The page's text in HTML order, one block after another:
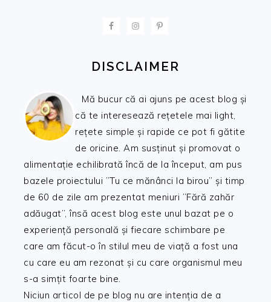
DISCLAIMER
Mă bucur că ai ajuns pe acest blog și
că te interesează rețetele mai light,
rețete simple și rapide ce pot fi gătite
de oricine. Am susținut și promovat o
alimentație echilibrată încă de la început, am pus
bazele proiectului ”Tu ce mănânci la birou” și timp
de 60 de zile am prezentat meniuri ”Fără zahăr
adăugat”, însă acest blog este unul bazat pe o
experiență personală și fiecare schimbare pe
care am făcut-o în stilul meu de viață a fost una
cu care eu am rezonat și cu care organismul meu
s-a simțit foarte bine.
Niciun articol de pe blog nu are intenția de a